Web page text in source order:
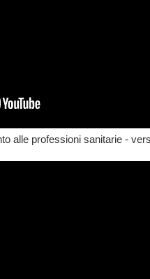
alle professioni sanitarie -